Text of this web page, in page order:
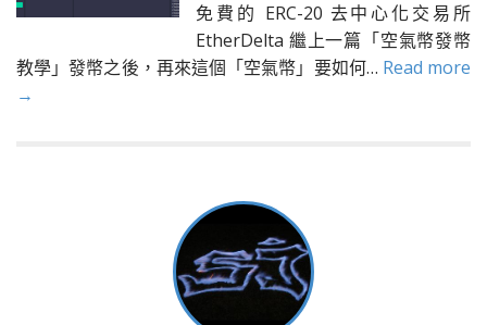
免費的 ERC-20 去中心化交易所
EtherDelta 繼上一篇「空氣幣發幣
教學」發幣之後，再來這個「空氣幣」要如何… Read more
→